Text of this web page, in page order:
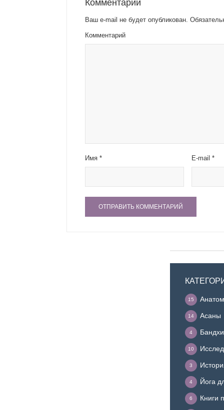
Комментарии
Ваш e-mail не будет опубликован.
Комментарий
Имя * E-mail*
15
Асаны
14
Бандхи
4
10
3
Йога
4
Книги
6